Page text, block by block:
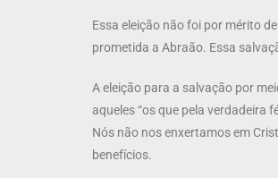
Essa eleição não foi por mérito
prometida a Abraão. Essa
A eleição para a salvação por
aqueles “os que pela verdadeira
Nós não nos enxertamos em
benefícios.